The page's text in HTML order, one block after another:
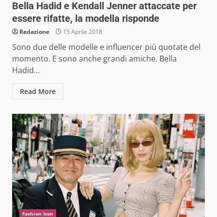
Bella Hadid e Kendall Jenner attaccate per
essere rifatte, la modella risponde
Redazione 15 Aprile 2018
Sono due delle modelle e influencer più quotate del
momento. E sono anche grandi amiche. Bella
Hadid...
Read More
Fashion Icon